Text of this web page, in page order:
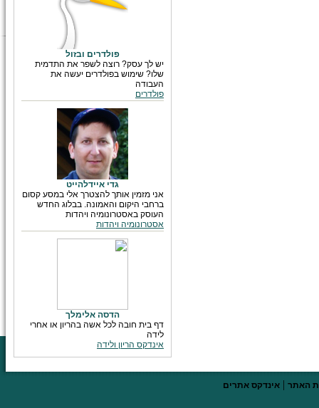
פולדרים ובזול
יש לך עסק? רוצה לשפר את התדמית
שלו? שימוש בפולדרים יעשה את
העבודה
פולדרים
גדי איידלהייט
אני מזמין אותך להצטרך אלי במסע קסום
ברחבי היקום והאמונה. בבלוג החדש
העוסק באסטרונומיה ויהדות
אסטרונומיה ויהדות
הדסה אלימלך
דף בית חובה לכל אשה בהריון או אחרי
לידה
אינדקס הריון ולידה
האתר| אינדקס אתרים